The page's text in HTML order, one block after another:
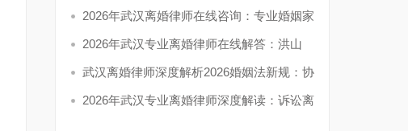
姻 2026年武汉离婚律师在线咨询：专业婚姻家
事 2026年武汉专业离婚律师在线解答：洪山
区、武汉离婚律师深度解析2026婚姻法新规：协
议 2026年武汉专业离婚律师深度解读：诉讼离